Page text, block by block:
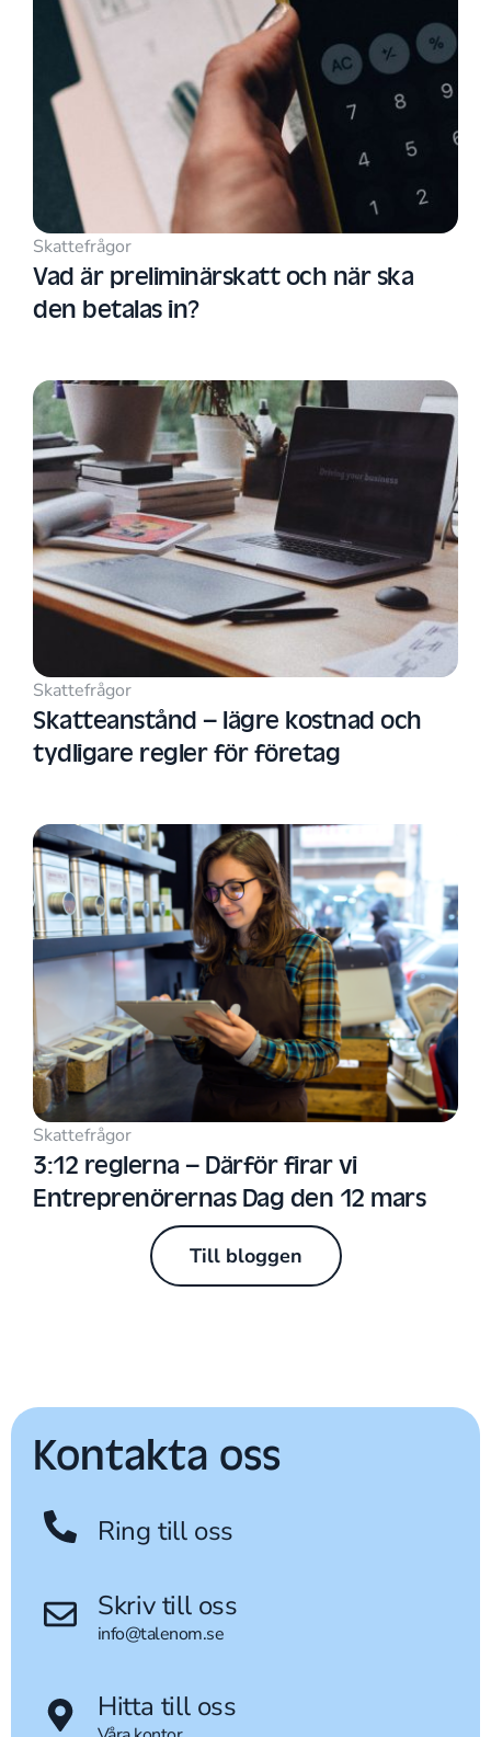
Skattefrågor
Vad är preliminärskatt och när ska
den betalas in?
Skattefrågor
Skatteanstånd – lägre kostnad och
tydligare regler för företag
Skattefrågor
3:12 reglerna – Därför firar vi
Entreprenörernas Dag den 12 mars
Till bloggen
Kontakta oss
Ring till oss
Skriv till oss
info@talenom.se
Hitta till oss